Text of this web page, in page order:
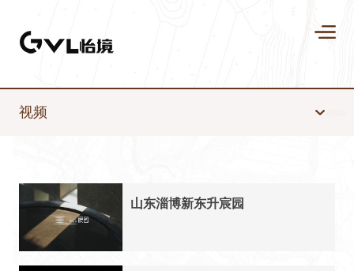
视频
山东淄博新东升宸园